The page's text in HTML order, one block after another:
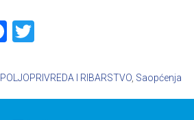
Facebook
POLJOPRIVREDA I RIBARSTVO Saopćenja